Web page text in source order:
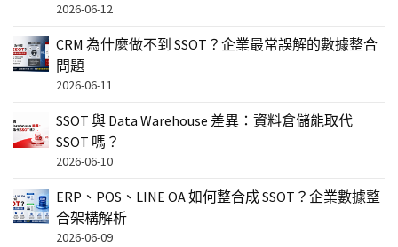
2026-06-12
CRM 為什麼做不到 SSOT？企業最常誤解的數據整合
問題
2026-06-11
SSOT 與 Data Warehouse 差異：資料倉儲能取代
SSOT 嗎？
2026-06-10
ERP、POS、LINE OA 如何整合成 SSOT？企業數據整
合架構解析
2026-06-09